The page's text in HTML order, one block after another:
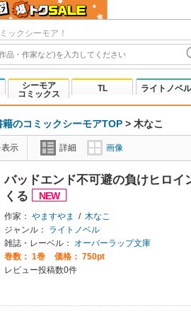
ックシーモア！
シーモア
コミックス
TL ライトノベ
のコミックシーモアTOP > 木なこ
示 詳細 画像
バッドエンド不可避の負けヒロイ
くる
作家： やますやま / 木なこ
ジャンル：
ライトノベル
雑誌・レーベル：
オーバーラップ文庫
巻数： 1巻
価格： 750pt
レビュー投稿数0件